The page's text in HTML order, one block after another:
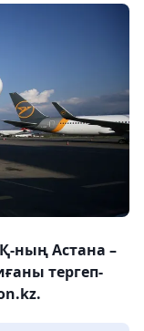
ның Астана –
тергеп-